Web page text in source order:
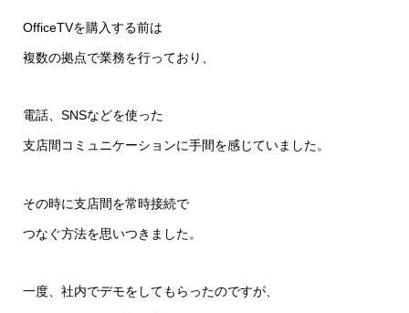
OfficeTVを購入する前は
複数の拠点で業務を行っており、
電話、SNSなどを使った
支店間コミュニケーションに手間を感じていました。
その時に支店間を常時接続で
つなぐ方法を思いつきました。
一度、社内でデモをしてもらったのですが、